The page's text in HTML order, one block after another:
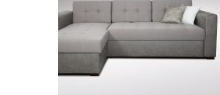
TOVÁBB OLVASOM